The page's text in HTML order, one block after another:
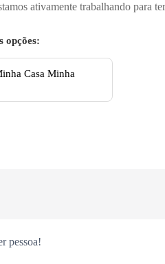
ativamente trabalhando para
opções:
Casa Minha
pessoa!